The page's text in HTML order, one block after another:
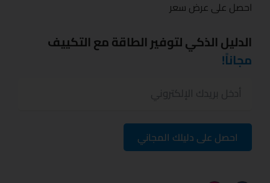
احصل على عرض سعر
الدليل الذكي لتوفير الطاقة مع التكييف
مجاناً!
احصل على دليلك المجاني